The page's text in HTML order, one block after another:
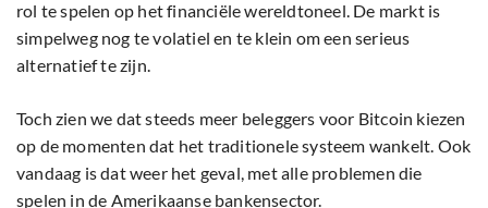
rol te spelen op het financiële wereldtoneel. De markt is
simpelweg nog te volatiel en te klein om een serieus
alternatief te zijn.
Toch zien we dat steeds meer beleggers voor Bitcoin kiezen
op de momenten dat het traditionele systeem wankelt. Ook
vandaag is dat weer het geval, met alle problemen die
spelen in de Amerikaanse bankensector.